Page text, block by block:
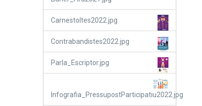
Carnestoltes2022.jpg
Contrabandistes2022.jpg
Parla_Escriptor.jpg
Infografia_PressupostParticipatiu2022.jpg